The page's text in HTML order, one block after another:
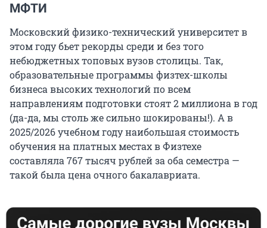
МФТИ
Московский физико-технический университет в
этом году бьет рекорды среди и без того
небюджетных топовых вузов столицы. Так,
образовательные программы физтех-школы
бизнеса высоких технологий по всем
направлениям подготовки стоят 2 миллиона в год
(да-да, мы столь же сильно шокированы!). А в
2025/2026 учебном году наибольшая стоимость
обучения на платных местах в Физтехе
составляла 767 тысяч рублей за оба семестра —
такой была цена очного бакалавриата.